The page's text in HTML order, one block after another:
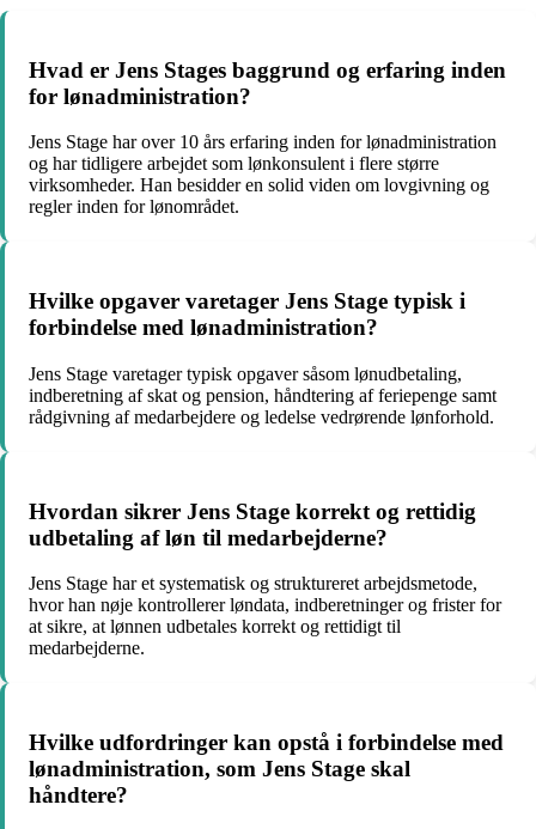
Hvad er Jens Stages baggrund og erfaring inden
for lønadministration?
Jens Stage har over 10 års erfaring inden for lønadministration
og har tidligere arbejdet som lønkonsulent i flere større
virksomheder. Han besidder en solid viden om lovgivning og
regler inden for lønområdet.
Hvilke opgaver varetager Jens Stage typisk i
forbindelse med lønadministration?
Jens Stage varetager typisk opgaver såsom lønudbetaling,
indberetning af skat og pension, håndtering af feriepenge samt
rådgivning af medarbejdere og ledelse vedrørende lønforhold.
Hvordan sikrer Jens Stage korrekt og rettidig
udbetaling af løn til medarbejderne?
Jens Stage har et systematisk og struktureret arbejdsmetode,
hvor han nøje kontrollerer løndata, indberetninger og frister for
at sikre, at lønnen udbetales korrekt og rettidigt til
medarbejderne.
Hvilke udfordringer kan opstå i forbindelse med
lønadministration, som Jens Stage skal
håndtere?